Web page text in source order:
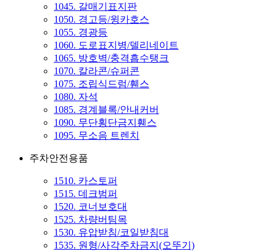
1045. 갈매기표지판
1050. 경고등/윙카호스
1055. 경광등
1060. 도로표지병/델리네이트
1065. 방호벽/충격흡수탱크
1070. 칼라콘/슈퍼콘
1075. 조립식드럼/휀스
1080. 자석
1085. 경계블록/안내커버
1090. 무단횡단금지휀스
1095. 무소음 트렌치
주차안전용품
1510. 카스토퍼
1515. 데크범퍼
1520. 코너보호대
1525. 차량버팀목
1530. 유압받침/코일받침대
1535. 원형/사각주차금지(오뚜기)